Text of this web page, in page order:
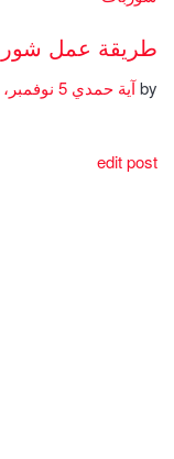
طريقة عمل
byآية حمدي
edit post